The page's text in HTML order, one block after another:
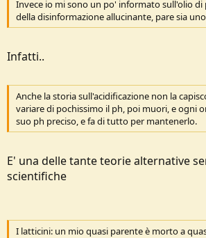
Invece io mi sono un po' informato sull'olio
della disinformazione allucinante, pare sia
Infatti..
Anche la storia sull'acidificazione non la
variare di pochissimo il ph, poi muori, e ogni
suo ph preciso, e fa di tutto per mantenerlo.
E' una delle tante teorie alternative
scientifiche
I latticini: un mio quasi parente è morto a